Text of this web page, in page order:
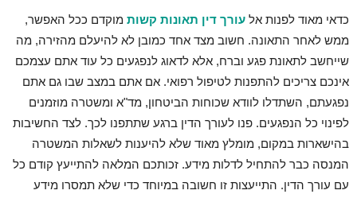
כדאי מאוד לפנות אל עורך דין תאונות קשות מוקדם ככל האפשר,
ממש לאחר התאונה. חשוב מצד אחד כמובן לא להיעלם מהזירה, מה
שייחשב לתאונת פגע וברח, אלא לדאוג לנפגעים כל עוד אתם עצמכם
אינכם צריכים להתפנות לטיפול רפואי. אם אתם במצב שבו גם אתם
נפגעתם, השתדלו לוודא שכוחות הביטחון, מד"א ומשטרה מוזמנים
לפינוי כל הנפגעים. פנו לעורך הדין ברגע שתתפנו לכך. לצד החשיבות
בהישארות במקום, מומלץ מאוד שלא להיענות לשאלות המשטרה
המנסה כבר להתחיל לדלות מידע. זכותכם המלאה להתייעץ קודם כל
עם עורך הדין. התייעצות זו חשובה במיוחד כדי שלא תמסרו מידע